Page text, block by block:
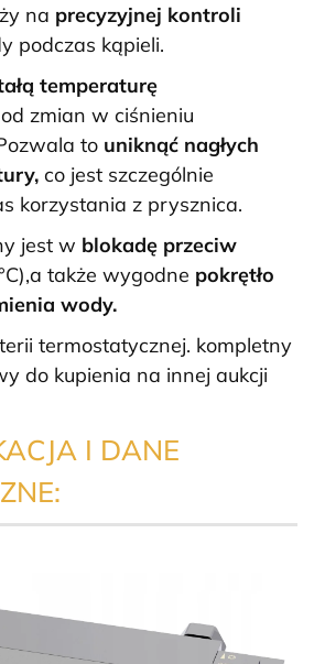
na precyzyjnej kontroli
podczas kąpieli.
temperaturę
zmian w ciśnieniu
to uniknąć nagłych
co jest szczególnie
korzystania z prysznica.
jest w blokadę przeciw
także wygodne pokrętło
wody.
termostatycznej. kompletny
do kupienia na innej aukcji
I DANE